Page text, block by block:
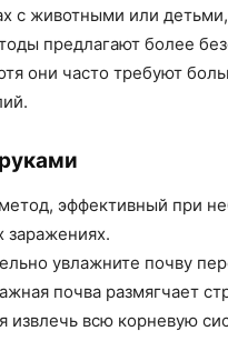
с животными или детьми,
предлагают более
они часто требуют
эффективный при
заражениях.
увлажните почву
почва размягчает
извлечь всю корневую